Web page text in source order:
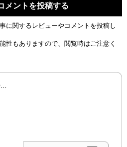
メントを投稿する
に関するレビューやコメントを投稿し
性もありますので、閲覧時はご注意く